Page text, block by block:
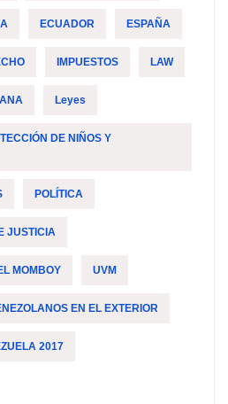
ECUADOR ESPAÑA
IMPUESTOS LAW
Leyes
DE NIÑOS Y
POLÍTICA
JUSTICIA
MOMBOY UVM
EN EL EXTERIOR
2017